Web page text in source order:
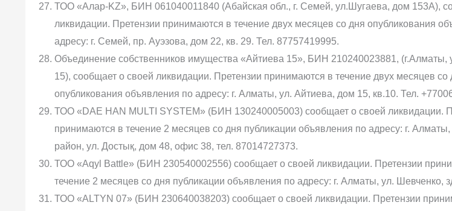
ТОО «Алар-KZ», БИН 061040011840 (Абайская обл., г. Семей, ул.Шугаева, дом 153А),
ликвидации. Претензии принимаются в течение двух месяцев со дня опубликования
адресу: г. Семей, пр. Ауэзова, дом 22, кв. 29. Тел. 87757419995.
Объединение собственников имущества «Айтиева 15», БИН 210240023881, (г.Алматы,
15), сообщает о своей ликвидации. Претензии принимаются в течение двух месяцев со
опубликования объявления по адресу: г. Алматы, ул. Айтиева, дом 15, кв.10. Тел.
ТОО «DAE HAN MULTI SYSTEM» (БИН 130240005003) сообщает о своей ликвидации.
принимаются в течение 2 месяцев со дня публикации объявления по адресу: г.
район, ул. Достық, дом 48, офис 38, тел. 87014727373.
ТОО «Aqyl Battle» (БИН 230540002556) сообщает о своей ликвидации. Претензии
течение 2 месяцев со дня публикации объявления по адресу: г. Алматы, ул. Шевченко,
ТОО «ALTYN 07» (БИН 230640038203) сообщает о своей ликвидации. Претензии